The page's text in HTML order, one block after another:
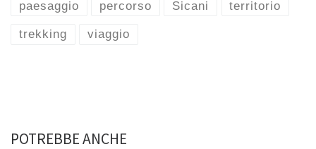
paesaggio percorso Sicani territorio
trekking viaggio
POTREBBE ANCHE